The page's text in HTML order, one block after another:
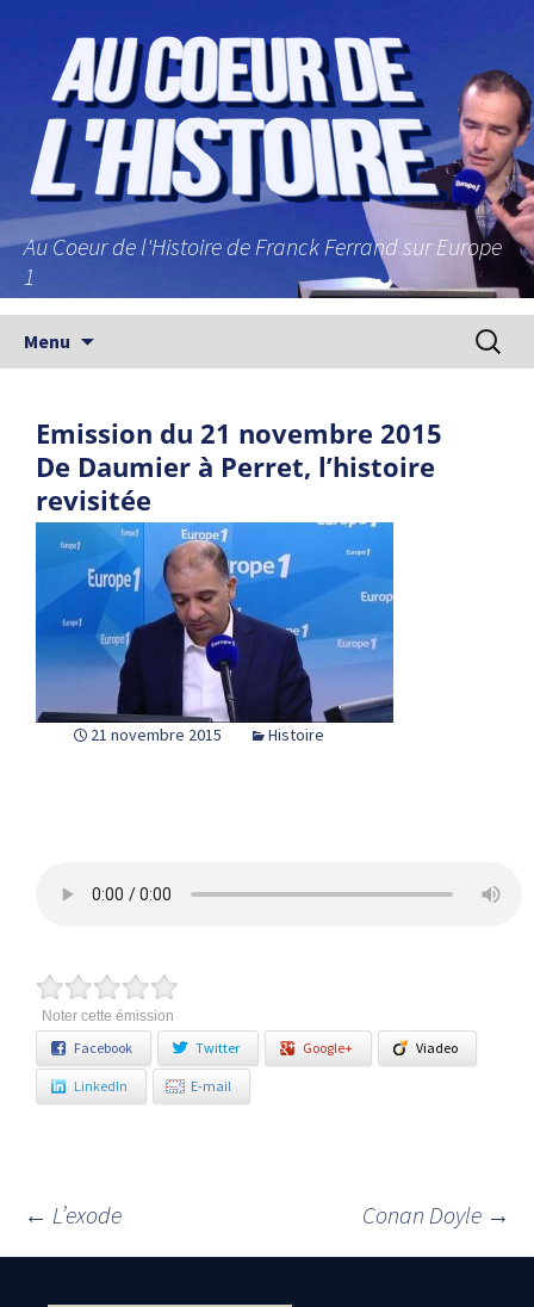
Au Coeur de l'Histoire de Franck Ferrand sur Europe
1
Menu
Emission du 21 novembre 2015
De Daumier à Perret, l’histoire
revisitée
21 novembre 2015 Histoire
Noter cette émission
Facebook Twitter Google+ Viadeo
LinkedIn E-mail
Navigation des articles
← L’exode Conan Doyle →